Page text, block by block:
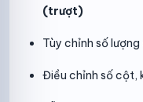
(trượt)
Tùy chỉnh số
Điều chỉnh số cột,